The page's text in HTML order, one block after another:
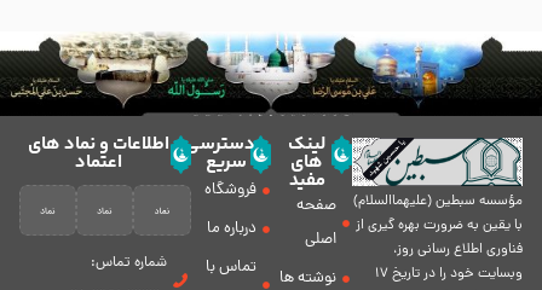
مؤسسه سبطين (عليهماالسلام)
با يقين به ضرورت بهره گیرى از
فناورى اطلاع رسانى روز،
وبسایت خود را در تاريخ 17
لینک
های
مفید
صفحه
اصلی
نوشته ها
دسترسی
سریع
فروشگاه
درباره ما
تماس با
اطلاعات و نماد های
اعتماد
شماره تماس: